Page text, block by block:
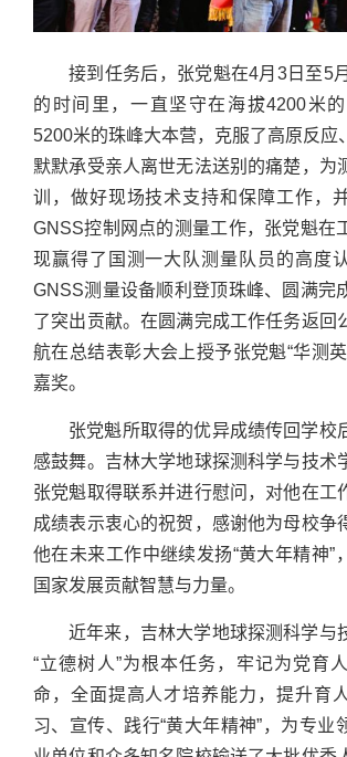
接到任务后，张党魁在4月3日至5
的时间里，一直坚守在海拔4200米
5200米的珠峰大本营，克服了高原反应
默默承受亲人离世无法送别的痛楚，为
训，做好现场技术支持和保障工作，
GNSS控制网点的测量工作，张党魁在
现赢得了国测一大队测量队员的高度
GNSS测量设备顺利登顶珠峰、圆满完
了突出贡献。在圆满完成工作任务返回
航在总结表彰大会上授予张党魁“华测
嘉奖。
张党魁所取得的优异成绩传回学校
感鼓舞。吉林大学地球探测科学与技术
张党魁取得联系并进行慰问，对他在工
成绩表示衷心的祝贺，感谢他为母校争
他在未来工作中继续发扬“黄大年精神”
国家发展贡献智慧与力量。
近年来，吉林大学地球探测科学与
“立德树人”为根本任务，牢记为党育
命，全面提高人才培养能力，提升育
习、宣传、践行“黄大年精神”，为专业